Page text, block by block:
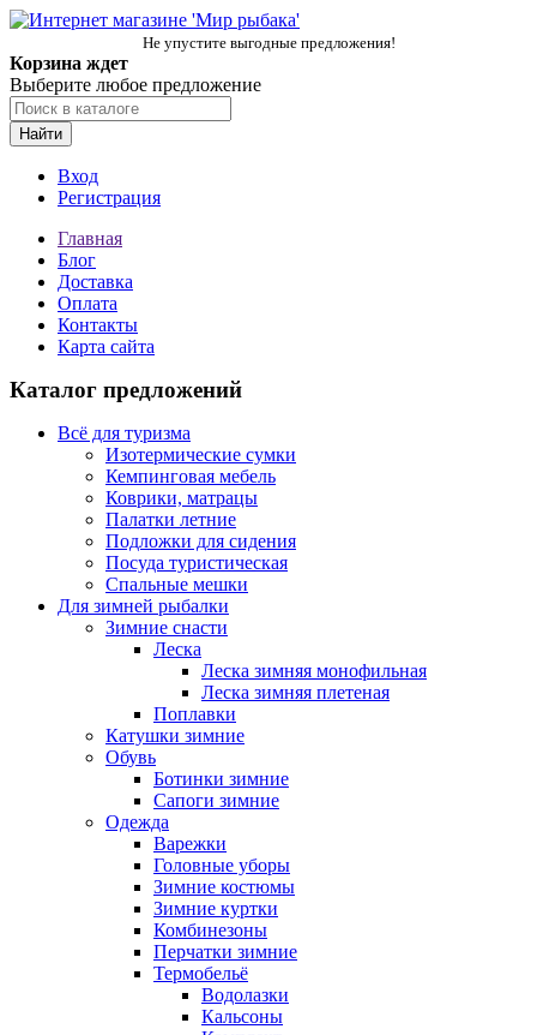
Не упустите выгодные предложения!
Корзина ждет
Выберите любое предложение
Найти
Вход
Регистрация
Главная
Блог
Доставка
Оплата
Контакты
Карта сайта
Каталог предложений
Всё для туризма
Изотермические сумки
Кемпинговая мебель
Коврики, матрацы
Палатки летние
Подложки для сидения
Посуда туристическая
Спальные мешки
Для зимней рыбалки
Зимние снасти
Леска
Леска зимняя монофильная
Леска зимняя плетеная
Поплавки
Катушки зимние
Обувь
Ботинки зимние
Сапоги зимние
Одежда
Варежки
Головные уборы
Зимние костюмы
Зимние куртки
Комбинезоны
Перчатки зимние
Термобельё
Водолазки
Кальсоны